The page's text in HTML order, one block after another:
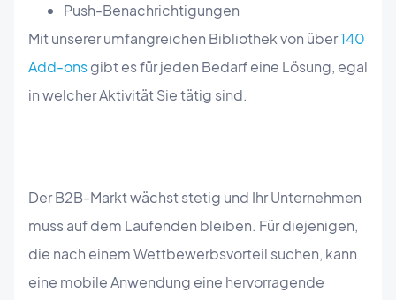
Push-Benachrichtigungen
Mit unserer umfangreichen Bibliothek von über140
Add-onsgibt es für jeden Bedarf eine Lösung, egal
in welcher Aktivität Sie tätig sind.
Der B2B-Markt wächst stetig und Ihr Unternehmen
muss auf dem Laufenden bleiben. Für diejenigen,
die nach einem Wettbewerbsvorteil suchen, kann
eine mobile Anwendung eine hervorragende